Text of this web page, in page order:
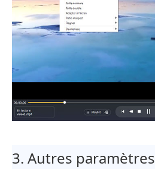
3. Autres paramètres